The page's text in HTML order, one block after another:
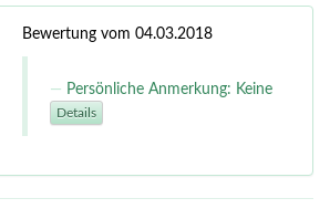
Bewertung vom 04.03.2018
Persönliche Anmerkung: Keine
Details